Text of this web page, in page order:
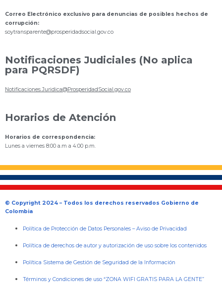
Correo Electrónico exclusivo para denuncias de posibles hechos de
corrupción:
soytransparente@prosperidadsocial.gov.co
Notificaciones Judiciales (No aplica
para PQRSDF)
Notificaciones.Juridica@ProsperidadSocial.gov.co
Horarios de Atención
Horarios de correspondencia:
Lunes a viernes 8:00 a.m a 4:00 p.m.
© Copyright 2024 – Todos los derechos reservados Gobierno de
Colombia
Política de Protección de Datos Personales –Aviso de Privacidad
Política de derechos de autor y autorización de uso sobre los contenidos
Política Sistema de Gestión de Seguridad de la Información
Términos y Condiciones de uso “ZONA WIFI GRATIS PARA LA GENTE”